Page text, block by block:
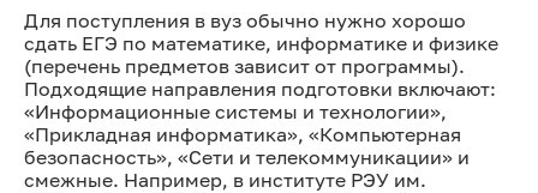
Для поступления в вуз обычно нужно хорошо
сдать ЕГЭ по математике, информатике и физике
(перечень предметов зависит от программы).
Подходящие направления подготовки включают:
«Информационные системы и технологии»,
«Прикладная информатика», «Компьютерная
безопасность», «Сети и телекоммуникации» и
смежные. Например, в институте РЭУ им.